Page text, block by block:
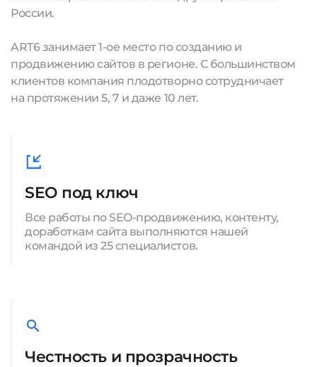
России.
ART6 занимает 1-ое место по созданию и
продвижению сайтов в регионе. С большинством
клиентов компания плодотворно сотрудничает
на протяжении 5, 7 и даже 10 лет.
SEO под ключ
Все работы по SEO-продвижению, контенту,
доработкам сайта выполняются нашей
командой из 25 специалистов.
Честность и прозрачность